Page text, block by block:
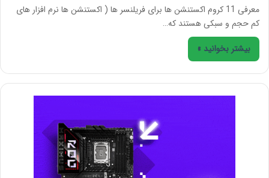
معرفی 11 کروم اکستنشن ها برای فریلنسر ها ( اکستنشن ها نرم افزار های
کم حجم و سبکی هستند که…
بیشتر بخوانید »